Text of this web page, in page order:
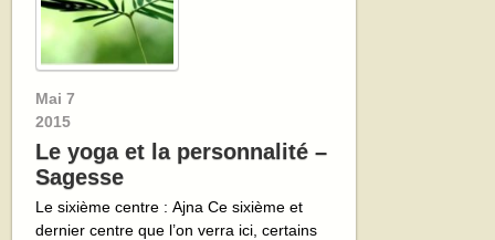
Mai 7
2015
Le yoga et la personnalité –
Sagesse
Le sixième centre : Ajna Ce sixième et
dernier centre que l’on verra ici, certains